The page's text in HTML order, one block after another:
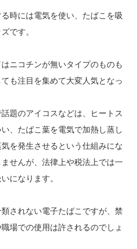
時には電気を使い、たばこを吸
です。
ニコチンが無いタイプのものも
も注目を集めて大変人気となっ
題のアイコスなどは、ヒートス
、たばこ葉を電気で加熱し蒸し
を発生させるという仕組みにな
せんが、法律上や税法上では一
になります。
されない電子たばこですが、禁
場での使用は許されるのでしょ